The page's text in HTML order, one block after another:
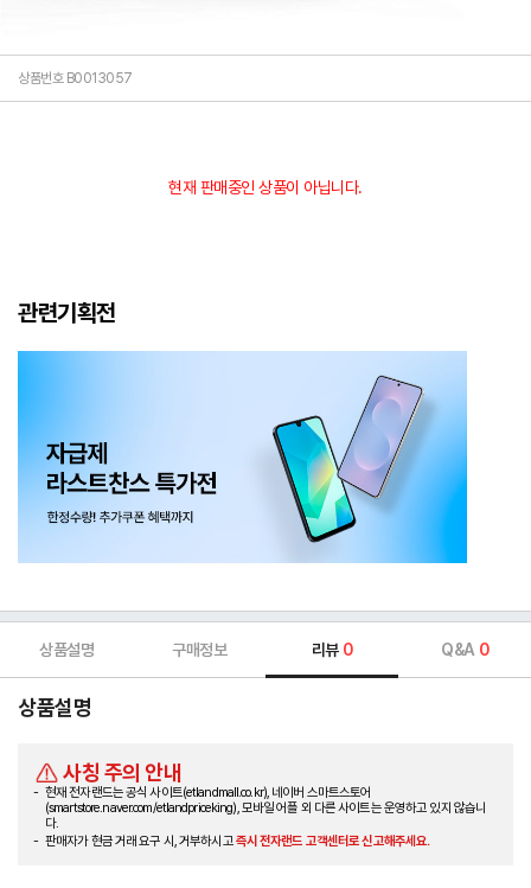
상품번호 B0013057
현재 판매중인 상품이 아닙니다.
관련기획전
상품설명 구매정보 리뷰 0 Q&A 0
상품설명
사칭 주의 안내
현재 전자랜드는 공식 사이트(etlandmall.co.kr), 네이버 스마트스토어
(smartstore.naver.com/etlandpriceking), 모바일 어플 외 다른 사이트는 운영하고 있지 않습니
다.
판매자가 현금 거래 요구 시, 거부하시고즉시 전자랜드 고객센터로 신고해주세요.